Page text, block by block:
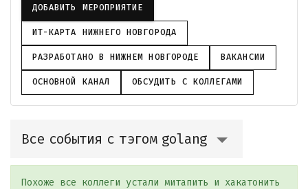
ДОБАВИТЬ МЕРОПРИЯТИЕ
ИТ-КАРТА НИЖНЕГО НОВГОРОДА
РАЗРАБОТАНО В НИЖНЕМ НОВГОРОДЕ ВАКАНСИИ
ОСНОВНОЙ КАНАЛ ОБСУДИТЬ С КОЛЛЕГАМИ
Все события с тэгом golang
Похоже все коллеги устали митапить и хакатонить